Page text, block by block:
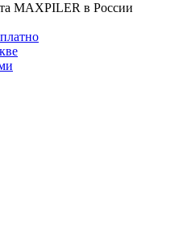
MAXPILER в России